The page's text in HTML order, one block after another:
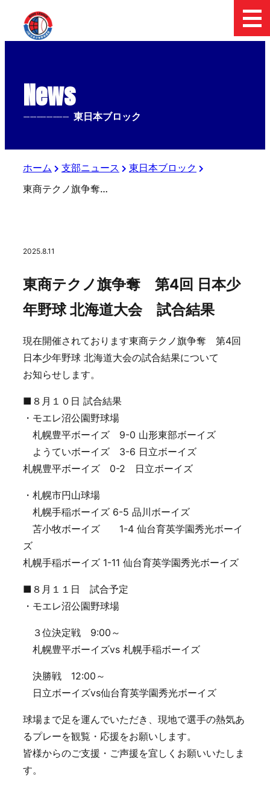
News
-------------- 東日本ブロック
ホーム 支部ニュース
東日本ブロック
東商テクノ旗争奪 第4回 日本少年野球 北海道大会 試合結果
2025.8.11
東商テクノ旗争奪 第4回 日本少
年野球 北海道大会 試合結果
現在開催されております東商テクノ旗争奪 第4回
日本少年野球 北海道大会の試合結果について
お知らせします。
■８月１０日 試合結果
・モエレ沼公園野球場
札幌豊平ボーイズ 9-0 山形東部ボーイズ
ようていボーイズ 3-6 日立ボーイズ
札幌豊平ボーイズ 0-2 日立ボーイズ
・札幌市円山球場
札幌手稲ボーイズ 6-5 品川ボーイズ
苫小牧ボーイズ 1-4 仙台育英学園秀光ボーイ
ズ
札幌手稲ボーイズ 1-11 仙台育英学園秀光ボーイズ
■８月１１日 試合予定
・モエレ沼公園野球場
３位決定戦 9:00～
札幌豊平ボーイズvs 札幌手稲ボーイズ
決勝戦 12:00～
日立ボーイズvs仙台育英学園秀光ボーイズ
球場まで足を運んでいただき、現地で選手の熱気あ
るプレーを観覧・応援をお願いします。
皆様からのご支援・ご声援を宜しくお願いいたしま
す。